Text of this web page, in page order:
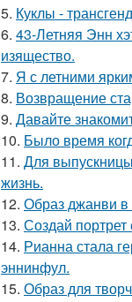
5. Куклы -
6. 43-Летняя Энн
изящество.
7. Я с летними
8. Возвращение
9. Давайте
10. Было время
11. Для
жизнь.
12. Образ джанви в
13. Создай
14. Рианна стала
эннинфул.
15. Образ для